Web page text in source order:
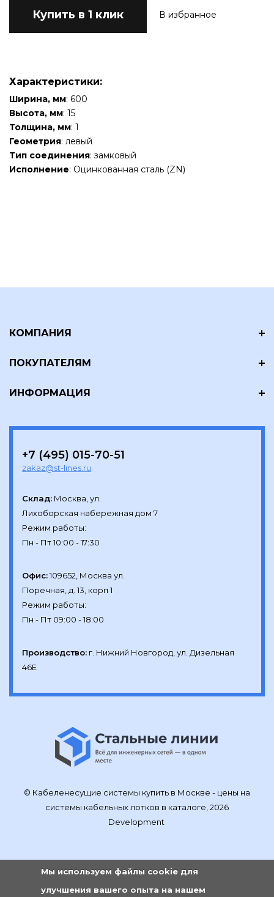
Купить в 1 клик В избранное
Характеристики:
Ширина, мм: 600
Высота, мм: 15
Толщина, мм: 1
Геометрия: левый
Тип соединения: замковый
Исполнение: Оцинкованная сталь (ZN)
КОМПАНИЯ
ПОКУПАТЕЛЯМ
ИНФОРМАЦИЯ
+7 (495) 015-70-51
zakaz@st-lines.ru
Склад: Москва, ул.
Лихоборская набережная дом 7
Режим работы:
Офис:109652, Москва ул.
Поречная, д. 13, корп 1
Режим работы:
Производство: г. Нижний Новгород, ул. Дизельная
46Е
© Кабеленесущие системы купить в Москве - цены на
системы кабельных лотков в каталоге, 2026
Development
Мы используем файлы cookie для
улучшения вашего опыта на нашем